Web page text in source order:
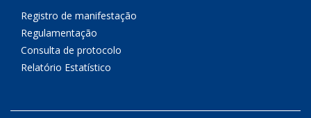
Registro de manifestação
Regulamentação
Consulta de protocolo
Relatório Estatístico